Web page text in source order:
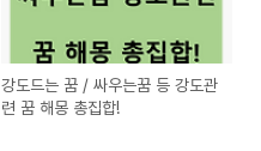
강도드는 꿈 / 싸우는꿈 등 강도관
련 꿈 해몽 총집합!